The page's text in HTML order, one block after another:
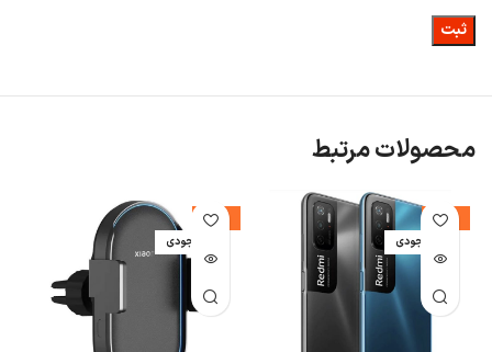
محصولات مرتبط
-42%
اتمام موجودی
-16%
اتمام موجودی